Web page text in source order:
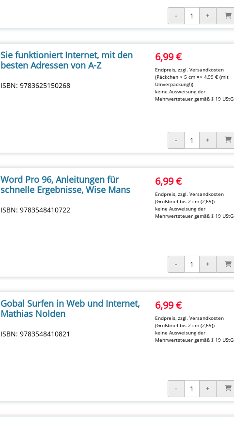
Sie funktioniert Internet, mit den
besten Adressen von A-Z
ISBN: 9783625150268
6,99 €
Endpreis, zzgl.Versandkosten
(Päckchen > 5 cm => 4,99 € (mit
Umverpackung!))
keine Ausweisung der
Mehrwertsteuer gemäß § 19 UStG
Word Pro 96, Anleitungen für
schnelle Ergebnisse, Wise Mans
ISBN: 9783548410722
6,99 €
Endpreis, zzgl.Versandkosten
(Großbrief bis 2 cm (2,69))
keine Ausweisung der
Mehrwertsteuer gemäß § 19 UStG
Gobal Surfen in Web und Internet,
Mathias Nolden
ISBN: 9783548410821
6,99 €
Endpreis, zzgl.Versandkosten
(Großbrief bis 2 cm (2,69))
keine Ausweisung der
Mehrwertsteuer gemäß § 19 UStG